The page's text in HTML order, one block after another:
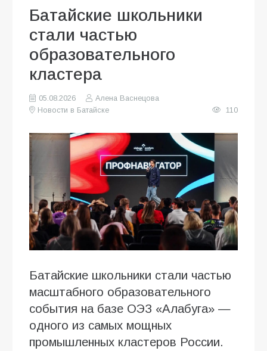
Батайские школьники
стали частью
образовательного
кластера
05.08.2026
Алена Васнецова
Новости в Батайске
110
Батайские школьники стали частью
масштабного образовательного
события на базе ОЭЗ «Алабуга» —
одного из самых мощных
промышленных кластеров России.